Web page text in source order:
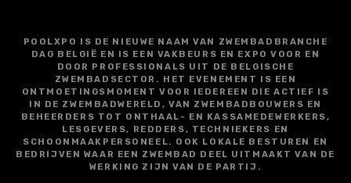
POOLXPO IS DE NIEUWE NAAM VAN ZWEMBADBRANCHE
DAG BELGIË EN IS EEN VAKBEURS EN EXPO VOOR EN
DOOR PROFESSIONALS UIT DE BELGISCHE
ZWEMBADSECTOR. HET EVENEMENT IS EEN
ONTMOETINGSMOMENT VOOR IEDEREEN DIE ACTIEF IS
IN DE ZWEMBADWERELD, VAN ZWEMBADBOUWERS EN
BEHEERDERS TOT ONTHAAL- EN KASSAMEDEWERKERS,
LESGEVERS, REDDERS, TECHNIEKERS EN
SCHOONMAAKPERSONEEL. OOK LOKALE BESTUREN EN
BEDRIJVEN WAAR EEN ZWEMBAD DEEL UITMAAKT VAN DE
WERKING ZIJN VAN DE PARTIJ.